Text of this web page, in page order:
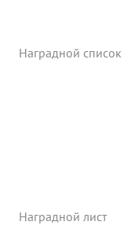
Наградной список
Наградной лист